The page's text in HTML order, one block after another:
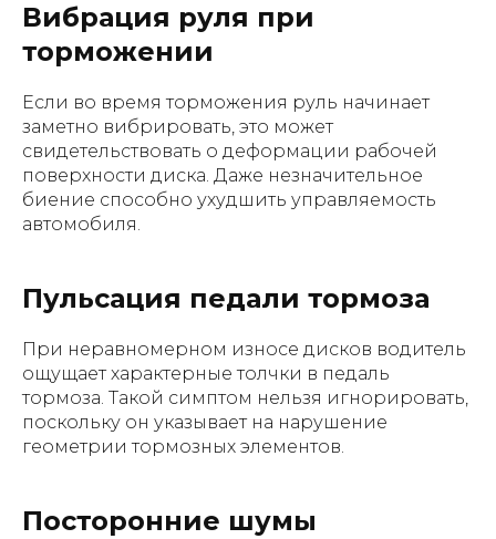
Вибрация руля при
торможении
Если во время торможения руль начинает
заметно вибрировать, это может
свидетельствовать о деформации рабочей
поверхности диска. Даже незначительное
биение способно ухудшить управляемость
автомобиля.
Пульсация педали тормоза
При неравномерном износе дисков водитель
ощущает характерные толчки в педаль
тормоза. Такой симптом нельзя игнорировать,
поскольку он указывает на нарушение
геометрии тормозных элементов.
Посторонние шумы